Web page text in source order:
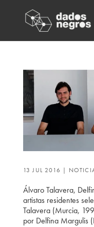
13 JUL 2016 |
Álvaro Talavera,
artistas residentes
Talavera (Murcia,
por Delfina Margulis